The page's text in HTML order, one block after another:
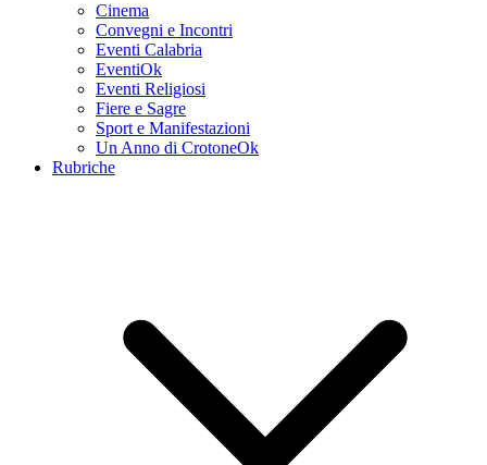
Cinema
Convegni e Incontri
Eventi Calabria
EventiOk
Eventi Religiosi
Fiere e Sagre
Sport e Manifestazioni
Un Anno di CrotoneOk
Rubriche